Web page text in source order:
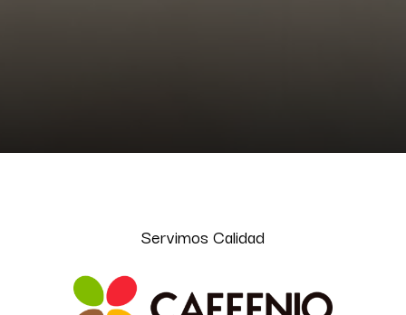
Servimos Calidad